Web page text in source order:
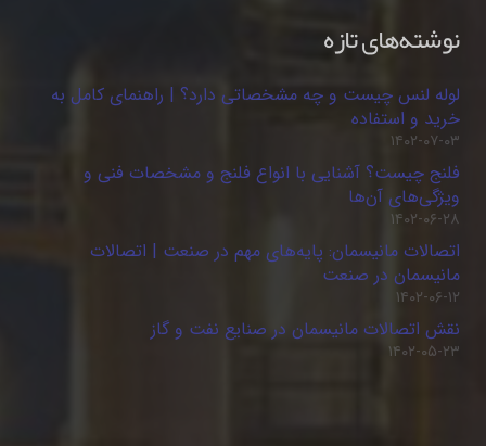
نوشته‌های تازه
لوله لنس چیست و چه مشخصاتی دارد؟ | راهنمای کامل به
خرید و استفاده
۱۴۰۲-۰۷-۰۳
فلنج چیست؟ آشنایی با انواع فلنج و مشخصات فنی و
ویژگی‌های آن‌ها
۱۴۰۲-۰۶-۲۸
اتصالات مانیسمان: پایه‌های مهم در صنعت | اتصالات
مانیسمان در صنعت
۱۴۰۲-۰۶-۱۲
نقش اتصالات مانیسمان در صنایع نفت و گاز
۱۴۰۲-۰۵-۲۳